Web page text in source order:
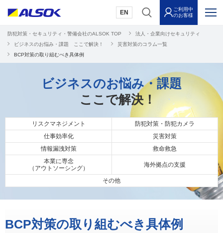
EN
ご利用中
のお客様
防犯対策・セキュリティ・警備会社のALSOK TOP
法人・企業向けセキュリティ
ビジネスのお悩み・課題 ここで解決！
災害対策のコラム一覧
BCP対策の取り組むべき具体例
ビジネスのお悩み・課題
ここで解決！
リスクマネジメント
防犯対策・防犯カメラ
仕事効率化
災害対策
情報漏洩対策
救命救急
本業に専念
（アウトソーシング）
海外拠点の支援
その他
BCP対策の取り組むべき具体例